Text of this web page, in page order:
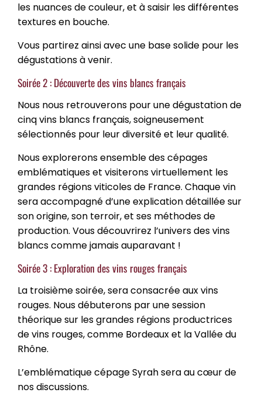
les nuances de couleur, et à saisir les différentes
textures en bouche.
Vous partirez ainsi avec une base solide pour les
dégustations à venir.
Soirée 2 : Découverte des vins blancs français
Nous nous retrouverons pour une dégustation de
cinq vins blancs français, soigneusement
sélectionnés pour leur diversité et leur qualité.
Nous explorerons ensemble des cépages
emblématiques et visiterons virtuellement les
grandes régions viticoles de France. Chaque vin
sera accompagné d’une explication détaillée sur
son origine, son terroir, et ses méthodes de
production. Vous découvrirez l’univers des vins
blancs comme jamais auparavant !
Soirée 3 : Exploration des vins rouges français
La troisième soirée, sera consacrée aux vins
rouges. Nous débuterons par une session
théorique sur les grandes régions productrices
de vins rouges, comme Bordeaux et la Vallée du
Rhône.
L’emblématique cépage Syrah sera au cœur de
nos discussions.